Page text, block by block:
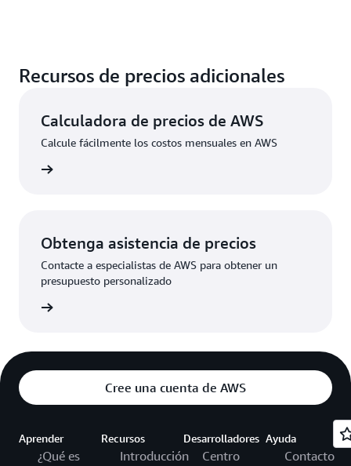
Recursos de precios adicionales
Calculadora de precios de AWS
Calcule fácilmente los costos mensuales en AWS
Obtenga asistencia de precios
Contacte a especialistas de AWS para obtener un
presupuesto personalizado
Cree una cuenta de AWS
Aprender
¿Qué es
Recursos
Introducción
Desarrolladores
Centro
Ayuda
Contacto